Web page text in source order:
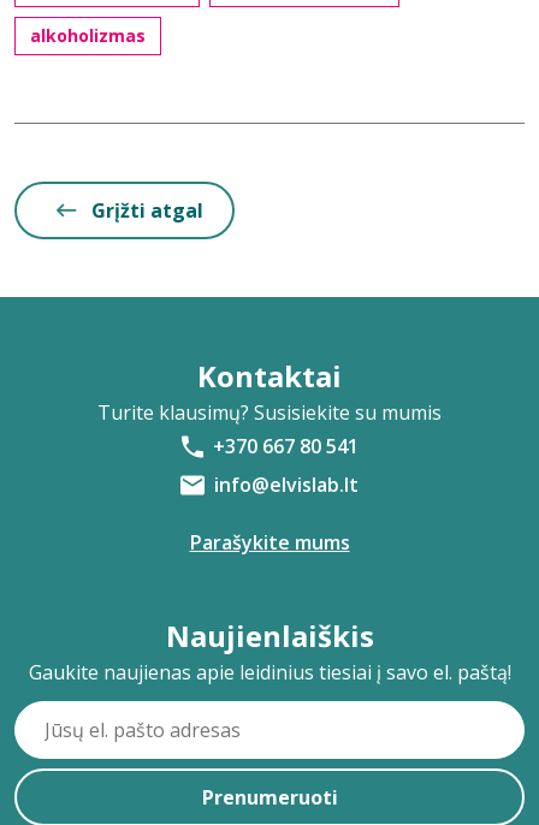
alkoholizmas
Grįžti atgal
Kontaktai
Turite klausimų? Susisiekite su mumis
+370 667 80 541
info@elvislab.lt
Parašykite mums
Naujienlaiškis
Gaukite naujienas apie leidinius tiesiai į savo el. paštą!
Prenumeruoti